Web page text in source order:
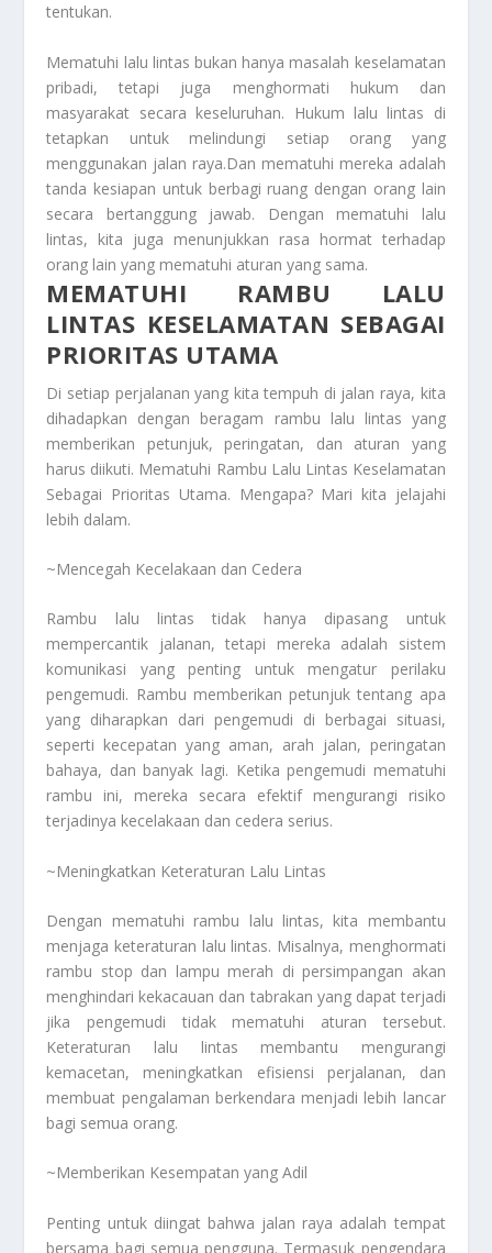
tentukan.
Mematuhi lalu lintas bukan hanya masalah keselamatan
pribadi, tetapi juga menghormati hukum dan
masyarakat secara keseluruhan. Hukum lalu lintas di
tetapkan untuk melindungi setiap orang yang
menggunakan jalan raya.Dan mematuhi mereka adalah
tanda kesiapan untuk berbagi ruang dengan orang lain
secara bertanggung jawab. Dengan mematuhi lalu
lintas, kita juga menunjukkan rasa hormat terhadap
orang lain yang mematuhi aturan yang sama.
MEMATUHI RAMBU LALU
LINTAS KESELAMATAN SEBAGAI
PRIORITAS UTAMA
Di setiap perjalanan yang kita tempuh di jalan raya, kita
dihadapkan dengan beragam rambu lalu lintas yang
memberikan petunjuk, peringatan, dan aturan yang
harus diikuti. Mematuhi Rambu Lalu Lintas Keselamatan
Sebagai Prioritas Utama. Mengapa? Mari kita jelajahi
lebih dalam.
~Mencegah Kecelakaan dan Cedera
Rambu lalu lintas tidak hanya dipasang untuk
mempercantik jalanan, tetapi mereka adalah sistem
komunikasi yang penting untuk mengatur perilaku
pengemudi. Rambu memberikan petunjuk tentang apa
yang diharapkan dari pengemudi di berbagai situasi,
seperti kecepatan yang aman, arah jalan, peringatan
bahaya, dan banyak lagi. Ketika pengemudi mematuhi
rambu ini, mereka secara efektif mengurangi risiko
terjadinya kecelakaan dan cedera serius.
~Meningkatkan Keteraturan Lalu Lintas
Dengan mematuhi rambu lalu lintas, kita membantu
menjaga keteraturan lalu lintas. Misalnya, menghormati
rambu stop dan lampu merah di persimpangan akan
menghindari kekacauan dan tabrakan yang dapat terjadi
jika pengemudi tidak mematuhi aturan tersebut.
Keteraturan lalu lintas membantu mengurangi
kemacetan, meningkatkan efisiensi perjalanan, dan
membuat pengalaman berkendara menjadi lebih lancar
bagi semua orang.
~Memberikan Kesempatan yang Adil
Penting untuk diingat bahwa jalan raya adalah tempat
bersama bagi semua pengguna. Termasuk pengendara